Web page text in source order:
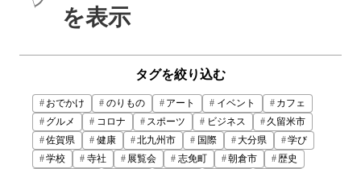
を表示
タグを絞り込む
おでかけ のりもの アート イベント
カフェ
グルメ
コロナ スポーツ ビジネス
久留米市
佐賀県
健康 北九州市 国際 大分県
学び
学校
寺社 展覧会 志免町 朝倉市
歴史